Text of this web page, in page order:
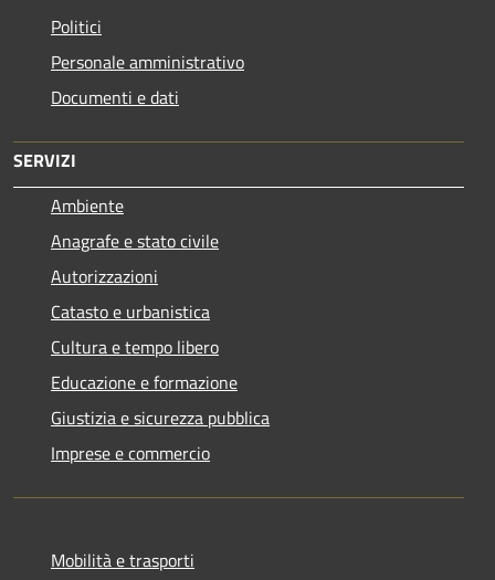
Politici
Personale amministrativo
Documenti e dati
SERVIZI
Ambiente
Anagrafe e stato civile
Autorizzazioni
Catasto e urbanistica
Cultura e tempo libero
Educazione e formazione
Giustizia e sicurezza pubblica
Imprese e commercio
Mobilità e trasporti